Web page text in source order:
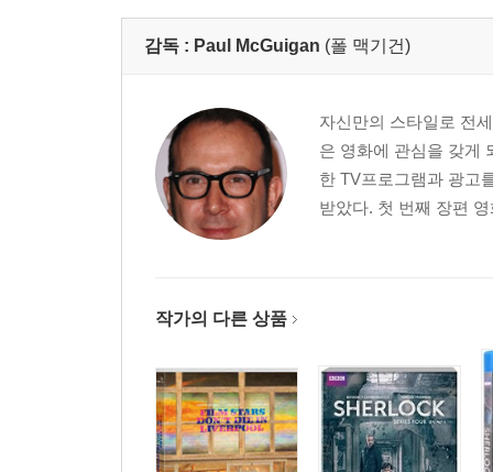
감독 : Paul McGuigan (폴 맥기건)
자신만의 스타일로 전
은 영화에 관심을 갖게
한 TV프로그램과 광고
받았다. 첫 번째 장편
작가의 다른 상품